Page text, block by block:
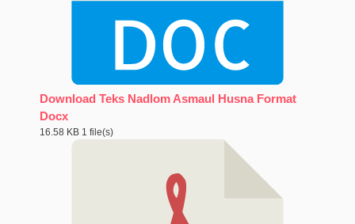
Download Teks Nadlom Asmaul Husna Format
Docx
16.58 KB 1 file(s)